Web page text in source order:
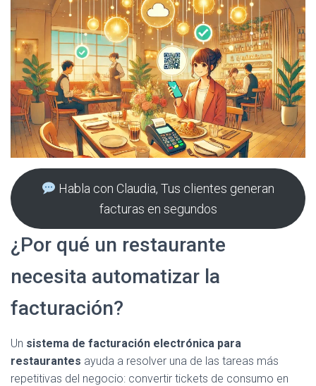
Habla con Claudia, Tus clientes generan
facturas en segundos
¿Por qué un restaurante
necesita automatizar la
facturación?
Un sistema de facturación electrónica para
restaurantes ayuda a resolver una de las tareas más
repetitivas del negocio: convertir tickets de consumo en